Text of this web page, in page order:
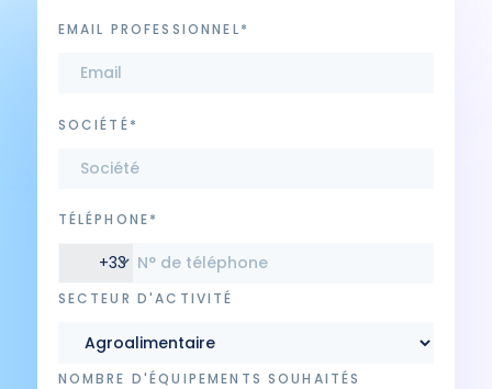
EMAIL PROFESSIONNEL*
SOCIÉTÉ*
TÉLÉPHONE*
+33
SECTEUR D'ACTIVITÉ
NOMBRE D'ÉQUIPEMENTS SOUHAITÉS